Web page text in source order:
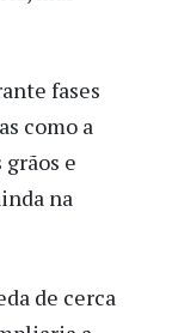
fases
como a
e
na
de cerca